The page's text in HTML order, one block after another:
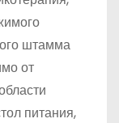
штамма
от
питания,